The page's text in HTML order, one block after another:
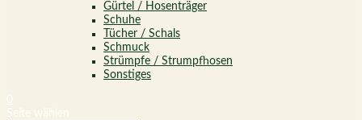
Gürtel / Hosenträger
Schuhe
Tücher / Schals
Schmuck
Strümpfe / Strumpfhosen
Sonstiges
0
Seite wählen